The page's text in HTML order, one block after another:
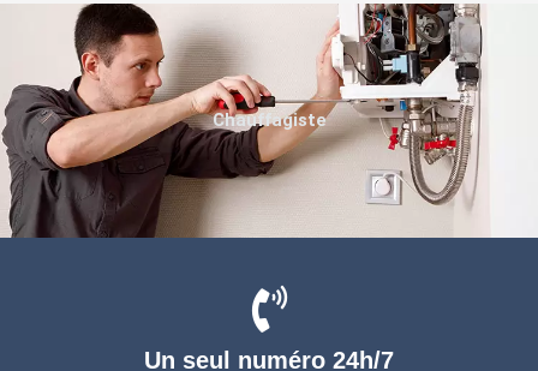
Un seul numéro 24h/7
Chauffagiste